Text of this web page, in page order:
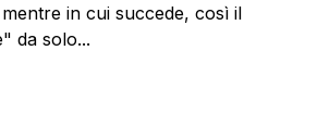
in cui succede, così il
da solo...